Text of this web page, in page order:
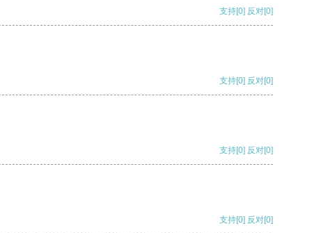
支持[0] 反对[0]
支持[0] 反对[0]
支持[0] 反对[0]
支持[0] 反对[0]